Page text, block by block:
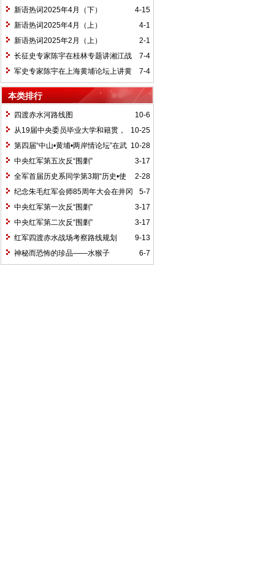
4-15
新语热词2025年4月（下）
4-1
新语热词2025年4月（上）
2-1
新语热词2025年2月（上）
7-4
长征史专家陈宇在桂林专题讲湘江战
役精神
7-4
军史专家陈宇在上海黄埔论坛上讲黄
埔精神与国家统一大业
本类排行
10-6
四渡赤水河路线图
10-25
从19届中央委员毕业大学和籍贯，
看当代中国文化区域积淀
10-28
第四届“中山•黄埔•两岸情论坛”在武
汉举行
3-17
中央红军第五次反“围剿”
2-28
全军首届历史系同学第3期“历史•使
命”论坛纪要
5-7
纪念朱毛红军会师85周年大会在井冈
山召开
3-17
中央红军第一次反“围剿”
3-17
中央红军第二次反“围剿”
9-13
红军四渡赤水战场考察路线规划
6-7
神秘而恐怖的珍品——水猴子